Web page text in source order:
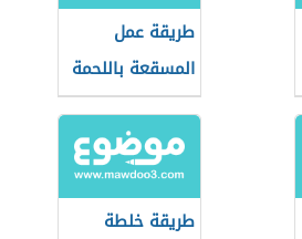
طريقة عمل
المسقعة باللحمة
المفرومة
والبطاطس
طريقة خلطة